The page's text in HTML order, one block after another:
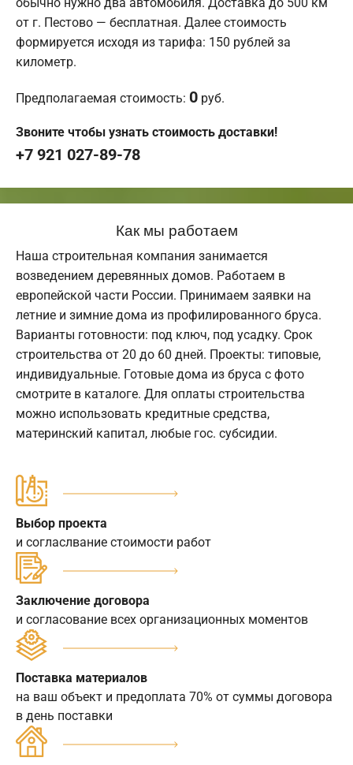
от г. Пестово — бесплатная. Далее стоимость
формируется исходя из тарифа: 150 рублей за
километр.
Предполагаемая стоимость: 0 руб.
Звоните чтобы узнать стоимость доставки!
+7 921 027-89-78
Как мы работаем
Наша строительная компания занимается
возведением деревянных домов. Работаем в
европейской части России. Принимаем заявки на
летние и зимние дома из профилированного бруса.
Варианты готовности: под ключ, под усадку. Срок
строительства от 20 до 60 дней. Проекты: типовые,
индивидуальные. Готовые дома из бруса с фото
смотрите в каталоге. Для оплаты строительства
можно использовать кредитные средства,
материнский капитал, любые гос. субсидии.
Выбор проекта
и согласлвание стоимости работ
Заключение договора
и согласование всех организационных моментов
Поставка материалов
на ваш объект и предоплата 70% от суммы договора
в день поставки